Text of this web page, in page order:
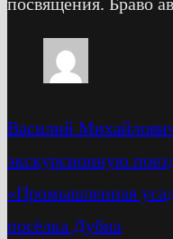
Василий
экскурсионную
«Промышленная
посёлка Дубна